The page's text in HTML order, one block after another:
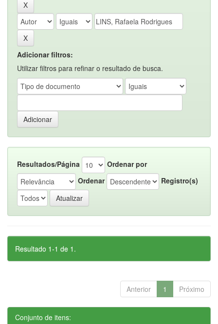
Adicionar filtros:
Utilizar filtros para refinar o resultado de busca.
Resultados/Página
Ordenar por
Ordenar
Registro(s)
Resultado 1-1 de 1.
Anterior 1 Próximo
Conjunto de itens: